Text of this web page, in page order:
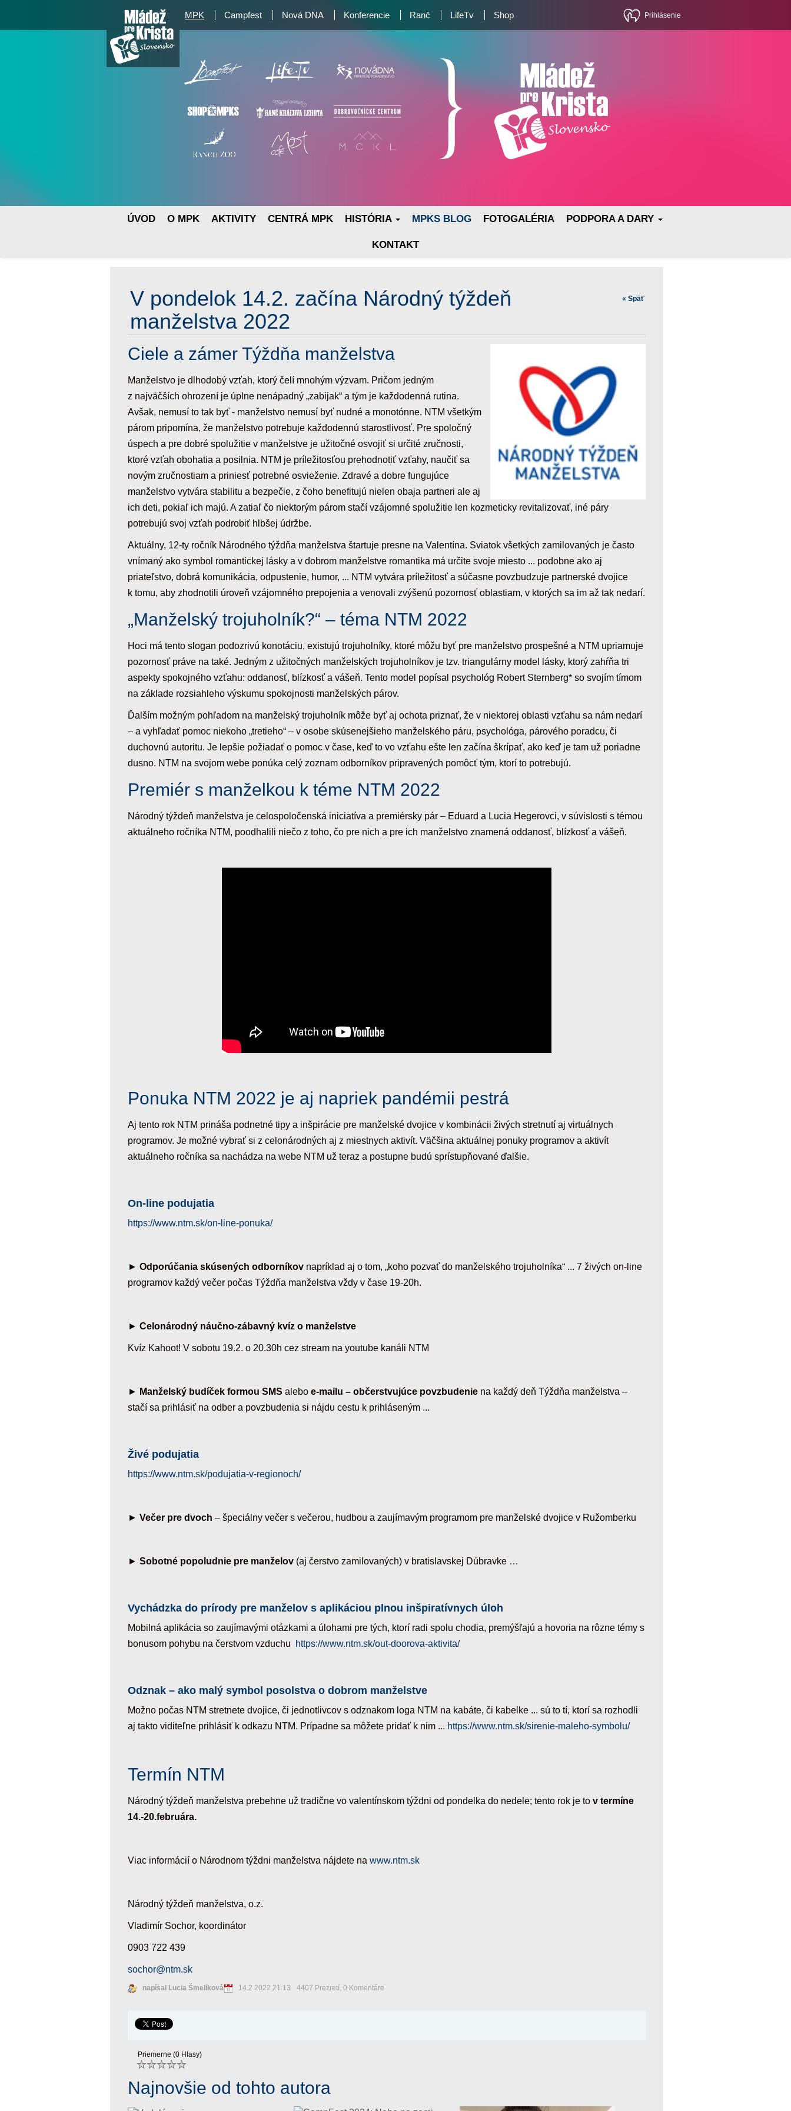
MPK Campfest Nová DNA Konferencie Ranč LifeTv Shop Prihlásenie
ÚVOD O MPK AKTIVITY CENTRÁ MPK HISTÓRIA MPKS BLOG FOTOGALÉRIA PODPORA A DARY
KONTAKT
« Späť
V pondelok 14.2. začína Národný týždeň
manželstva 2022
Ciele a zámer Týždňa manželstva
Manželstvo je dlhodobý vzťah, ktorý čelí mnohým výzvam. Pričom jedným
z najväčších ohrození je úplne nenápadný „zabijak“ a tým je každodenná rutina.
Avšak, nemusí to tak byť - manželstvo nemusí byť nudné a monotónne. NTM všetkým
párom pripomína, že manželstvo potrebuje každodennú starostlivosť. Pre spoločný
úspech a pre dobré spolužitie v manželstve je užitočné osvojiť si určité zručnosti,
ktoré vzťah obohatia a posilnia. NTM je príležitosťou prehodnotiť vzťahy, naučiť sa
novým zručnostiam a priniesť potrebné osvieženie. Zdravé a dobre fungujúce
manželstvo vytvára stabilitu a bezpečie, z čoho benefitujú nielen obaja partneri ale aj
ich deti, pokiaľ ich majú. A zatiaľ čo niektorým párom stačí vzájomné spolužitie len kozmeticky revitalizovať, iné páry
potrebujú svoj vzťah podrobiť hlbšej údržbe.
Aktuálny, 12-ty ročník Národného týždňa manželstva štartuje presne na Valentína. Sviatok všetkých zamilovaných je často
vnímaný ako symbol romantickej lásky a v dobrom manželstve romantika má určite svoje miesto ... podobne ako aj
priateľstvo, dobrá komunikácia, odpustenie, humor, ... NTM vytvára príležitosť a súčasne povzbudzuje partnerské dvojice
k tomu, aby zhodnotili úroveň vzájomného prepojenia a venovali zvýšenú pozornosť oblastiam, v ktorých sa im až tak nedarí.
„Manželský trojuholník?“ – téma NTM 2022
Hoci má tento slogan podozrivú konotáciu, existujú trojuholníky, ktoré môžu byť pre manželstvo prospešné a NTM upriamuje
pozornosť práve na také. Jedným z užitočných manželských trojuholníkov je tzv. triangulárny model lásky, ktorý zahŕňa tri
aspekty spokojného vzťahu: oddanosť, blízkosť a vášeň. Tento model popísal psychológ Robert Sternberg* so svojím tímom
na základe rozsiahleho výskumu spokojnosti manželských párov.
Ďalším možným pohľadom na manželský trojuholník môže byť aj ochota priznať, že v niektorej oblasti vzťahu sa nám nedarí
– a vyhľadať pomoc niekoho „tretieho“ – v osobe skúsenejšieho manželského páru, psychológa, párového poradcu, či
duchovnú autoritu. Je lepšie požiadať o pomoc v čase, keď to vo vzťahu ešte len začína škrípať, ako keď je tam už poriadne
dusno. NTM na svojom webe ponúka celý zoznam odborníkov pripravených pomôcť tým, ktorí to potrebujú.
Premiér s manželkou k téme NTM 2022
Národný týždeň manželstva je celospoločenská iniciatíva a premiérsky pár – Eduard a Lucia Hegerovci, v súvislosti s témou
aktuálneho ročníka NTM, poodhalili niečo z toho, čo pre nich a pre ich manželstvo znamená oddanosť, blízkosť a vášeň.
Ponuka NTM 2022 je aj napriek pandémii pestrá
Aj tento rok NTM prináša podnetné tipy a inšpirácie pre manželské dvojice v kombinácii živých stretnutí aj virtuálnych
programov. Je možné vybrať si z celonárodných aj z miestnych aktivít. Väčšina aktuálnej ponuky programov a aktivít
aktuálneho ročníka sa nachádza na webe NTM už teraz a postupne budú sprístupňované ďalšie.
On-line podujatia
https://www.ntm.sk/on-line-ponuka/
► Odporúčania skúsených odborníkov napríklad aj o tom, „koho pozvať do manželského trojuholníka“ ... 7 živých on-line
programov každý večer počas Týždňa manželstva vždy v čase 19-20h.
► Celonárodný náučno-zábavný kvíz o manželstve
Kvíz Kahoot! V sobotu 19.2. o 20.30h cez stream na youtube kanáli NTM
► Manželský budíček formou SMS alebo e-mailu – občerstvujúce povzbudenie na každý deň Týždňa manželstva –
stačí sa prihlásiť na odber a povzbudenia si nájdu cestu k prihláseným ...
Živé podujatia
https://www.ntm.sk/podujatia-v-regionoch/
► Večer pre dvoch – špeciálny večer s večerou, hudbou a zaujímavým programom pre manželské dvojice v Ružomberku
► Sobotné popoludnie pre manželov (aj čerstvo zamilovaných) v bratislavskej Dúbravke …
Vychádzka do prírody pre manželov s aplikáciou plnou inšpiratívnych úloh
Mobilná aplikácia so zaujímavými otázkami a úlohami pre tých, ktorí radi spolu chodia, premýšľajú a hovoria na rôzne témy s
bonusom pohybu na čerstvom vzduchu
https://www.ntm.sk/out-doorova-aktivita/
Odznak – ako malý symbol posolstva o dobrom manželstve
Možno počas NTM stretnete dvojice, či jednotlivcov s odznakom loga NTM na kabáte, či kabelke ... sú to tí, ktorí sa rozhodli
aj takto viditeľne prihlásiť k odkazu NTM. Prípadne sa môžete pridať k nim ... https://www.ntm.sk/sirenie-maleho-symbolu/
Termín NTM
Národný týždeň manželstva prebehne už tradične vo valentínskom týždni od pondelka do nedele; tento rok je to v termíne
14.-20.februára.
Viac informácií o Národnom týždni manželstva nájdete na www.ntm.sk
Národný týždeň manželstva, o.z.
Vladimír Sochor, koordinátor
0903 722 439
sochor@ntm.sk
napísal Lucia Šmelíková 14.2.2022 21:13 4407 Prezretí, 0 Komentáre
Priemerne (0 Hlasy)
Najnovšie od tohto autora